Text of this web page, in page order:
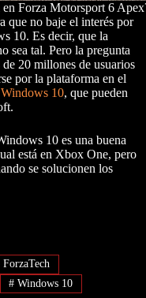
en Forza Motorsport 6
que no baje el interés por
10. Es decir, que la
sea tal. Pero la pregunta
20 millones de usuarios
por la plataforma en el
Windows 10, que pueden
10 es una buena
está en Xbox One, pero
se solucionen los
ForzaTech
# Windows 10